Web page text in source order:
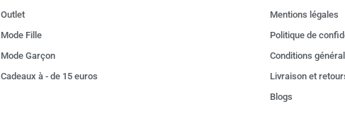
Outlet
Mode Fille
Mode Garçon
Cadeaux à - de 15 euros
Mentions légales
Politique de
Conditions
Livraison et
Blogs